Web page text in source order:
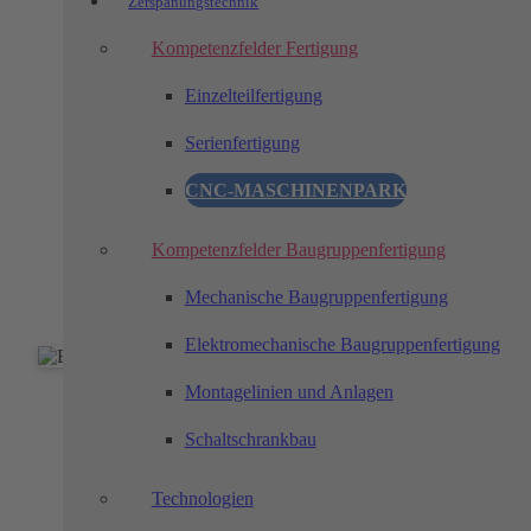
Kompetenzfelder Fertigung
Einzelteilfertigung
Serienfertigung
CNC-MASCHINENPARK
Kompetenzfelder Baugruppenfertigung
Mechanische Baugruppenfertigung
Elektromechanische Baugruppenfertigung
Montagelinien und Anlagen
Schaltschrankbau
Technologien
unserer Kunden und übernehmen die komplette
Lagerbewirtschaftung, um Materialien „Just in
Time“ (JIT) und „Just in Sequence“ (JIS)
bereitzustellen.
Ihre Vorteile sind die Minderung der Lagerkosten,
Flexibilität.
Werkstoffmanagement
Beschaffung und Bearbeitung unterschiedlichster